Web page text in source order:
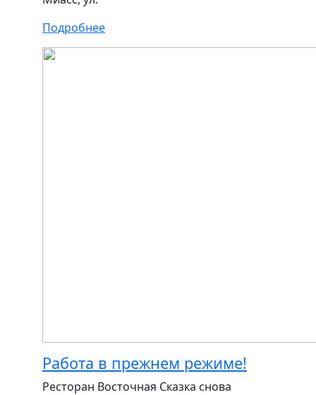
Подробнее
Работа в прежнем режиме!
Ресторан Восточная Сказка снова